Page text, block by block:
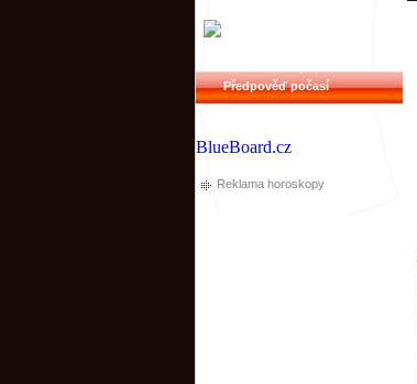
Předpověď počasí
BlueBoard.cz
Reklama horoskopy